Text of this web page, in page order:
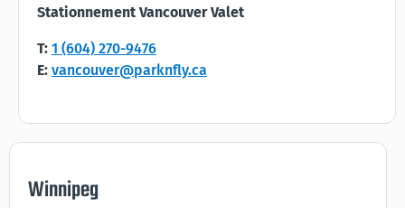
Stationnement Vancouver Valet
T: 1 (604) 270-9476
E: vancouver@parknfly.ca
Winnipeg